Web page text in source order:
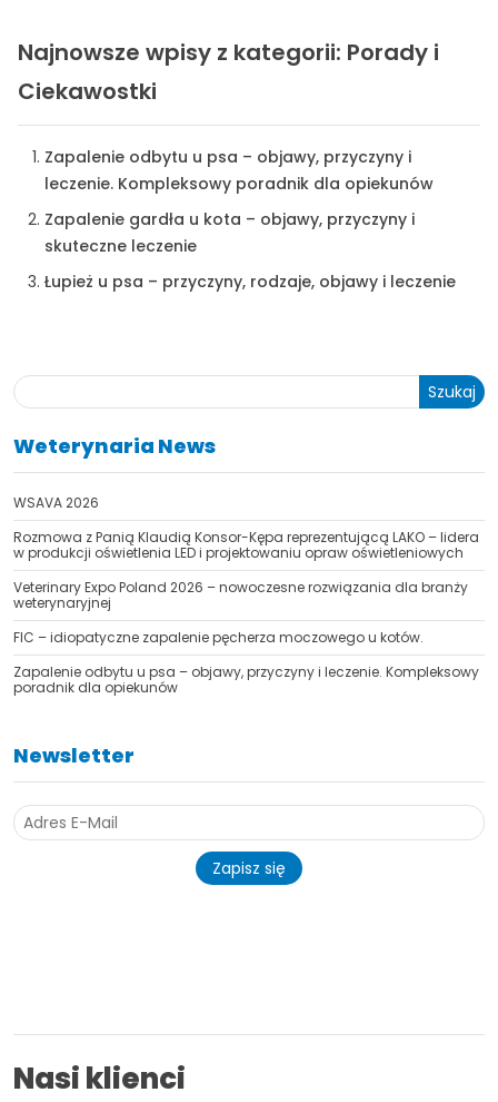
Najnowsze wpisy z kategorii: Porady i
Ciekawostki
Zapalenie odbytu u psa – objawy, przyczyny i
leczenie. Kompleksowy poradnik dla opiekunów
Zapalenie gardła u kota – objawy, przyczyny i
skuteczne leczenie
Łupież u psa – przyczyny, rodzaje, objawy i leczenie
Szukaj
Weterynaria News
WSAVA 2026
Rozmowa z Panią Klaudią Konsor-Kępa reprezentującą LAKO – lidera
w produkcji oświetlenia LED i projektowaniu opraw oświetleniowych
Veterinary Expo Poland 2026 – nowoczesne rozwiązania dla branży
weterynaryjnej
FIC – idiopatyczne zapalenie pęcherza moczowego u kotów.
Zapalenie odbytu u psa – objawy, przyczyny i leczenie. Kompleksowy
poradnik dla opiekunów
Newsletter
Zapisz się
Nasi klienci